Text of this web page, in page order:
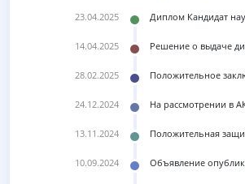
23.04.2025 Диплом Кандидат
14.04.2025 Решение о выдаче
28.02.2025 Положительное
24.12.2024 На рассмотрении в
13.11.2024 Положительная
10.09.2024 Объявление